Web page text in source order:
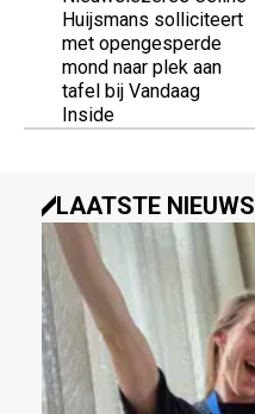
Huijsmans solliciteert
met opengesperde
mond naar plek aan
tafel bij Vandaag
Inside
LAATSTE NIEUWS